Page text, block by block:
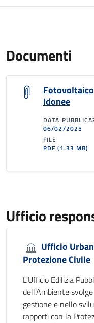
Documenti
Idonee
DATA
06/02/2025
FILE
PDF(1.33 MB)
Ufficio
Ufficio
Protezione Civile
L'Ufficio Edilizia
dell'Ambiente
gestione e nello
rapporti con la